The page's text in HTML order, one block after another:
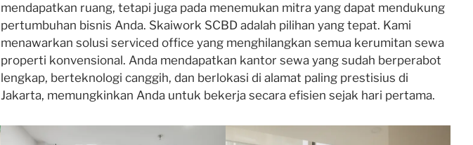
mendapatkan ruang, tetapi juga pada menemukan mitra yang dapat mendukung
pertumbuhan bisnis Anda. Skaiwork SCBD adalah pilihan yang tepat. Kami
menawarkan solusi serviced office yang menghilangkan semua kerumitan sewa
properti konvensional. Anda mendapatkan kantor sewa yang sudah berperabot
lengkap, berteknologi canggih, dan berlokasi di alamat paling prestisius di
Jakarta, memungkinkan Anda untuk bekerja secara efisien sejak hari pertama.